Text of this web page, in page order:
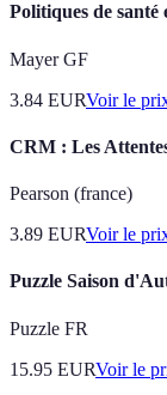
Politiques de
Mayer GF
3.84 EURVoir le
CRM : Les
Pearson (france)
3.89 EURVoir le
Puzzle Saison
Puzzle FR
15.95 EURVoir le